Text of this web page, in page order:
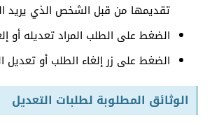
تقديمها من قبل الشخص الذي يريد
الضغط على الطلب المراد تعديله أو
الضغط على زر إلغاء الطلب أو تعديل
الوثائق المطلوبة لطلبات التعديل